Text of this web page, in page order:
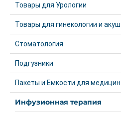
Товары для Урологии
Товары для гинекологии и
Стоматология
Подгузники
Пакеты и Емкости для
Инфузионная терапия